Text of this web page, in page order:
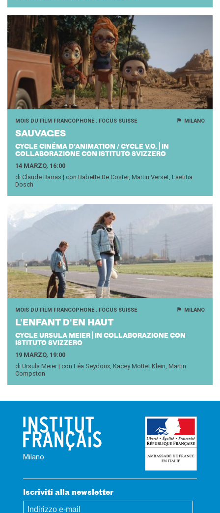
MOIS DU FILM FRANCOPHONE : FOCUS SUISSE MILANO
SAU­VA­GES
CYCLE CINÉMA D’ANIMATION / CYCLE V.O. | IN
COLLABORAZIONE CON ISTITUTO SVIZZERO
14 MARZO, 16:00
di Claude Barras | con Babette De Coster, Martin Verset, Laetitia
Dosch
MOIS DU FILM FRANCOPHONE : FOCUS SUISSE MILANO
L'EN­FANT D'EN HAUT
CYCLE URSULA MEIER | IN COLLABORAZIONE CON
ISTITUTO SVIZZERO
19 MARZO, 19:00
di Ursula Meier | con Léa Seydoux, Kacey Mottet Klein, Martin
Compston
Milano
Iscriviti alla newsletter